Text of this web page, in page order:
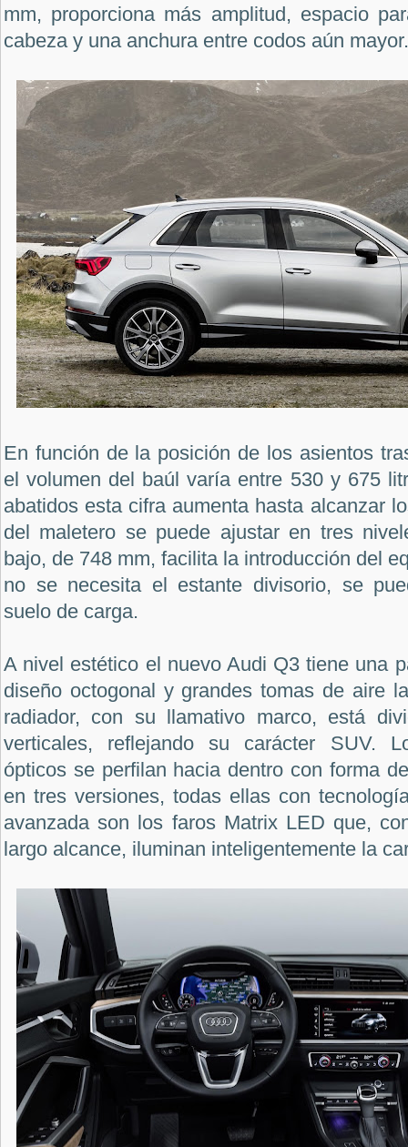
mm, proporciona más amplitud, espacio
cabeza y una anchura entre codos aún mayor.
En función de la posición de los asientos
el volumen del baúl varía entre 530 y 675
abatidos esta cifra aumenta hasta alcanzar
del maletero se puede ajustar en tres
bajo, de 748 mm, facilita la introducción del
no se necesita el estante divisorio, se
suelo de carga.
A nivel estético el nuevo Audi Q3 tiene una
diseño octogonal y grandes tomas de aire
radiador, con su llamativo marco, está
verticales, reflejando su carácter SUV.
ópticos se perfilan hacia dentro con forma
en tres versiones, todas ellas con
avanzada son los faros Matrix LED que,
largo alcance, iluminan inteligentemente la